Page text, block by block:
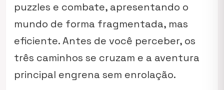
puzzles e combate, apresentando o
mundo de forma fragmentada, mas
eficiente. Antes de você perceber, os
três caminhos se cruzam e a aventura
principal engrena sem enrolação.